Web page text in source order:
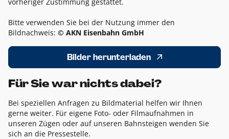
Bitte verwenden Sie bei der Nutzung immer den
Bildnachweis: © AKN Eisenbahn GmbH
Bilder herunterladen
Für Sie war nichts dabei?
Bei speziellen Anfragen zu Bildmaterial helfen wir Ihnen
gerne weiter. Für eigene Foto- oder Filmaufnahmen in
unseren Zügen oder auf unseren Bahnsteigen wenden Sie
sich an die Pressestelle.